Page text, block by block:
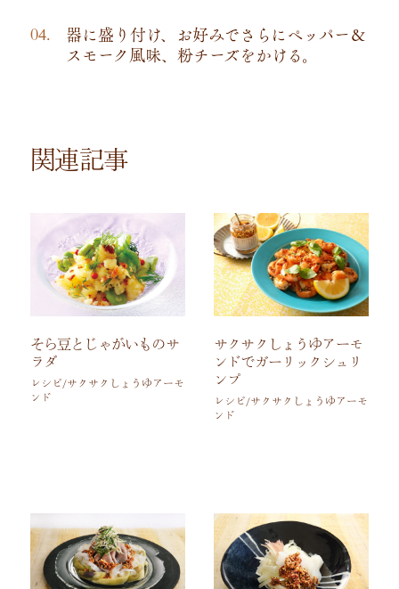
器に盛り付け、お好みでさらにペッパー＆
スモーク風味、粉チーズをかける。
関連記事
そら豆とじゃがいものサ
ラダ
レシピ/サクサクしょうゆアーモ
ンド
サクサクしょうゆアーモ
ンドでガーリックシュリ
ンプ
レシピ/サクサクしょうゆアーモ
ンド